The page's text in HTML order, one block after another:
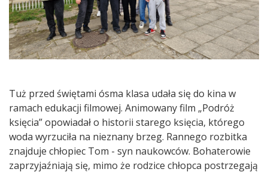
Tuż przed świętami ósma klasa udała się do kina w
ramach edukacji filmowej. Animowany film „Podróż
księcia” opowiadał o historii starego księcia, którego
woda wyrzuciła na nieznany brzeg. Rannego rozbitka
znajduje chłopiec Tom - syn naukowców. Bohaterowie
zaprzyjaźniają się, mimo że rodzice chłopca postrzegają